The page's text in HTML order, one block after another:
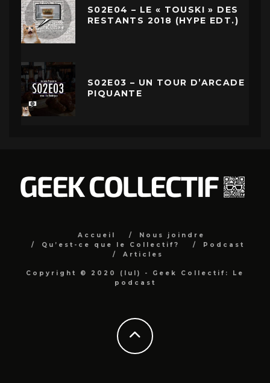
S02E04 – LE « TOUSKI » DES
RESTANTS 2018 (HYPE EDT.)
S02E03 – UN TOUR D’ARCADE
PIQUANTE
Accueil
Nous joindre
Qu’est-ce que le Collectif?
Podcast
Articles
Copyright © 2020 (lul) - Geek Collectif: Le
podcast